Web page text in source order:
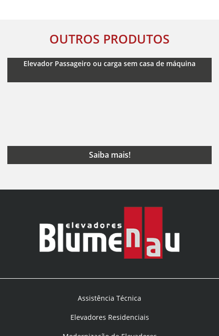
OUTROS PRODUTOS
Elevador Passageiro ou carga sem casa de máquina
Saiba mais!
Assistência Técnica
Elevadores Residenciais